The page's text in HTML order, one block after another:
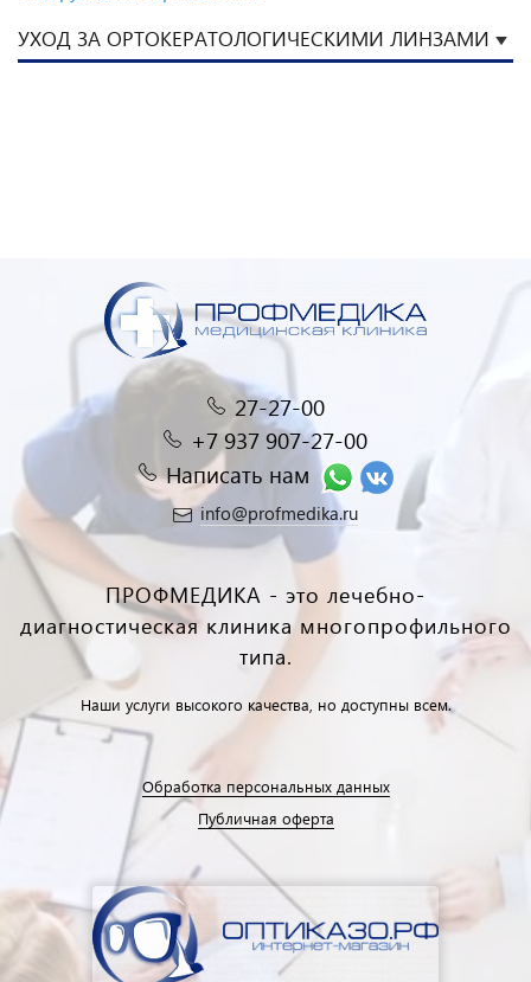
УХОД ЗА ОРТОКЕРАТОЛОГИЧЕСКИМИ ЛИНЗАМИ
27-27-00
+7 937 907-27-00
Написать нам
info@profmedika.ru
ПРОФМЕДИКА - это лечебно-
диагностическая клиника многопрофильного
типа.
Наши услуги высокого качества, но доступны всем.
Обработка персональных данных
Публичная оферта